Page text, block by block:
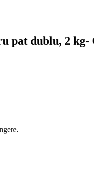
pat dublu, 2 kg-